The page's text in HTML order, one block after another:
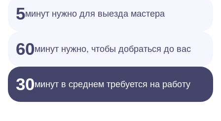
5минут нужно для выезда мастера
60минут нужно, чтобы добраться до вас
30минут в среднем требуется на работу